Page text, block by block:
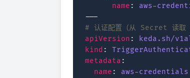
name : aws-
---
# 认证配置（从 Secret 读取
apiVersion :
keda.sh/
kind :
metadata :
name :
aws-credentials